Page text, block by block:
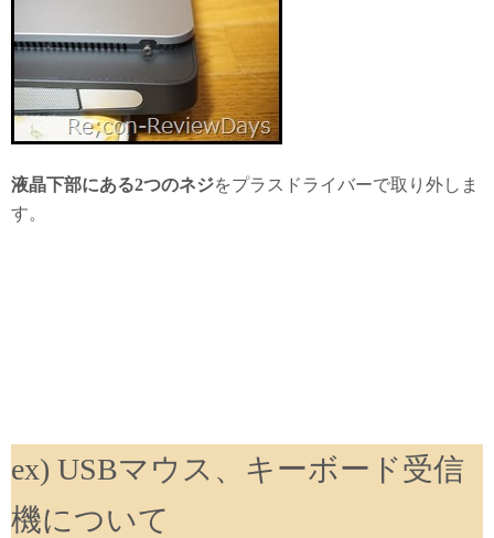
液晶下部にある2つのネジをプラスドライバーで取り外しま
す。
ex) USBマウス、キーボード受信
機について